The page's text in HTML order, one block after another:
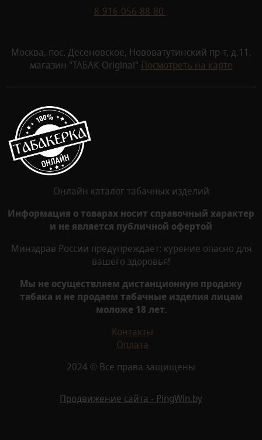
8-916-056-88-80
Москва, пос. Десеновское, Нововатутинский пр-т, д.11,
магазин "ТАБАК-Original" Посмотреть на карте
Онлайн каталог табачных изделий
Информация о товарах носит справочный характер
и не является публичной офертой
Минздрав России предупреждает: курение опасно для
вашего здоровья!
Мы не осуществляем дистанционную продажу
табака и не продаем табачные изделия лицам
моложе 18 лет.
Контакты
Оплата
2024 © Все права защищены
Продвижение сайта - PingWin.by